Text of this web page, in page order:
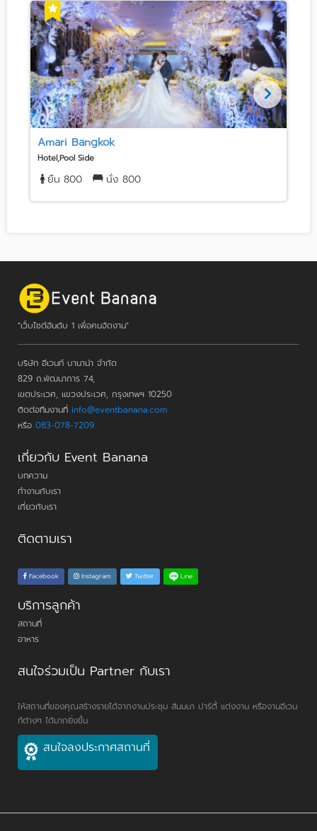
Amari Bangkok
Hotel,Pool Side
ยืน 800 นั่ง 800
"เว็บไซต์อันดับ 1 เพื่อคนจัดงาน"
บริษัท อีเวนท์ บานาน่า จำกัด
829 ถ.พัฒนาการ 74,
เขตประเวศ, แขวงประเวศ, กรุงเทพฯ 10250
ติดต่อทีมงานที่ info@eventbanana.com
หรือ 083-078-7209
เกี่ยวกับ Event Banana
บทความ
ทำงานกับเรา
เกี่ยวกับเรา
ติดตามเรา
Facebook Instagram Twitter Line
บริการลูกค้า
สถานที่
อาหาร
สนใจร่วมเป็น Partner กับเรา
ให้สถานที่ของคุณสร้างรายได้จากงานประชุม สัมมนา ปาร์ตี้ แต่งงาน หรืองานอีเวน
ท์ต่างๆ ได้มากยิ่งขึ้น
สนใจลงประกาศสถานที่